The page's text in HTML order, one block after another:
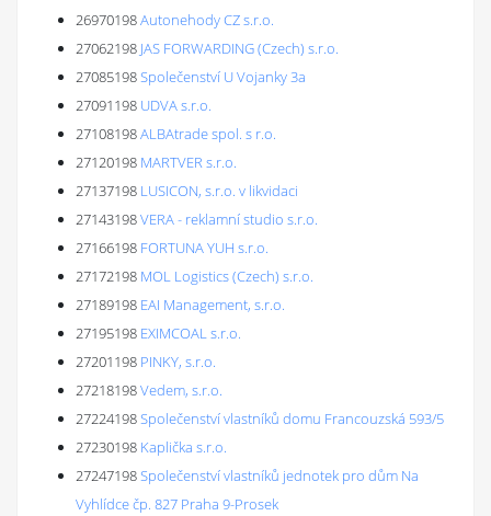
26970198Autonehody CZ s.r.o.
27062198 JAS FORWARDING (Czech) s.r.o.
27085198Společenství U Vojanky 3a
27091198 UDVA s.r.o.
27108198ALBAtrade spol. s r.o.
27120198 MARTVER s.r.o.
27137198 LUSICON, s.r.o. v likvidaci
27143198VERA - reklamní studio s.r.o.
27166198 FORTUNA YUH s.r.o.
27172198 MOL Logistics (Czech) s.r.o.
27189198 EAI Management, s.r.o.
27195198 EXIMCOAL s.r.o.
27201198 PINKY, s.r.o.
27218198Vedem, s.r.o.
27224198Společenství vlastníků domu Francouzská 593/5
27230198 Kaplička s.r.o.
27247198Společenství vlastníků jednotek pro dům Na
Vyhlídce čp. 827 Praha 9-Prosek